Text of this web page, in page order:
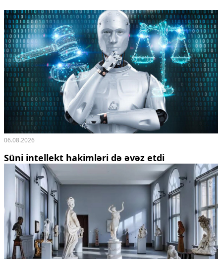
06.08.2026
Süni intellekt hakimləri də əvəz etdi